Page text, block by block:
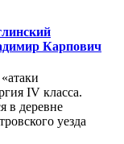
Карпович
IV класса.
в деревне
уезда